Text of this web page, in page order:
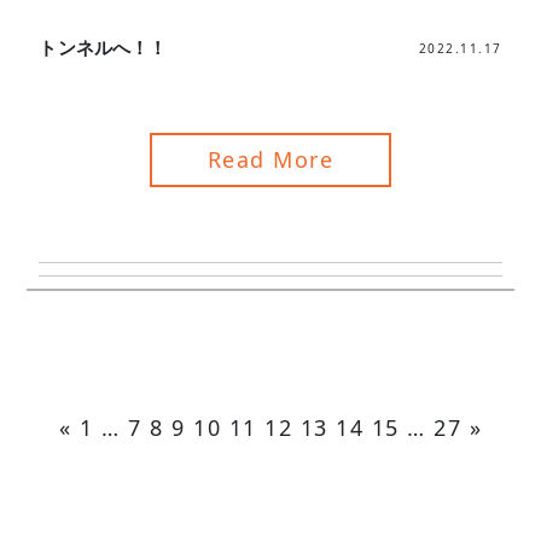
トンネルへ！！ 2022.11.17
Read More
« 1 … 7 8 9 10 11 12 13 14 15 … 27 »